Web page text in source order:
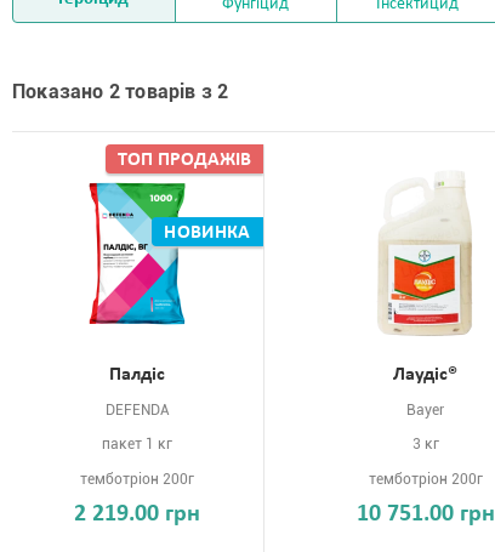
Фунгіцид Інсектицид
Показано 2 товарів з 2
Палдіс
ТОП ПРОДАЖIВ
НОВИНКА
DEFENDA
пакет 1 кг
темботріон 200г
2 219.00 грн
Лаудіс®
Bayer
3 кг
темботріон 200г
10 751.00 грн